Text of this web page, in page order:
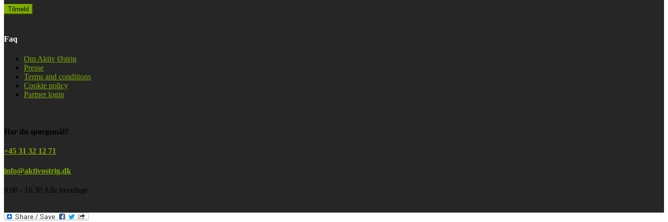
Faq
Om Aktiv Østrig
Presse
Terms and conditions
Cookie policy
Partner login
Har du spørgsmål?
+45 31 32 12 71
info@aktivostrig.dk
9.00 - 16.30 Alle hverdage